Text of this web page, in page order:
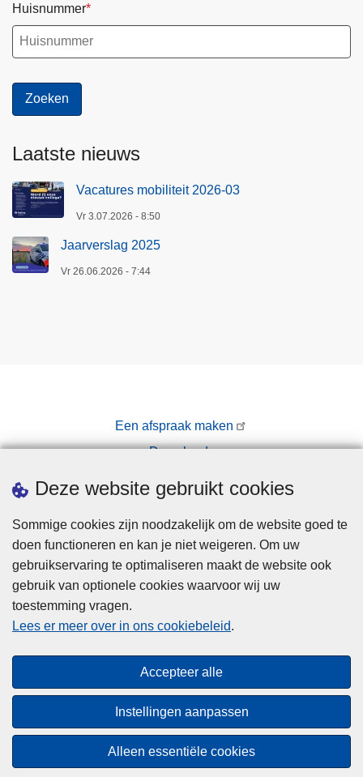
Deze website gebruikt cookies
Sommige cookies zijn noodzakelijk om de website goed te
doen functioneren en kan je niet weigeren. Om uw
gebruikservaring te optimaliseren maakt de website ook
gebruik van optionele cookies waarvoor wij uw
toestemming vragen.
Lees er meer over in ons cookiebeleid.
Accepteer alle
Instellingen aanpassen
Alleen essentiële cookies
Huisnummer
Laatste nieuws
Vacatures mobiliteit 2026-03
Vr 3.07.2026 - 8:50
Jaarverslag 2025
Vr 26.06.2026 - 7:44
Een afspraak maken
Downloads
Privacy
Cookies
Toegankelijkheid
© 2026 Politie.be